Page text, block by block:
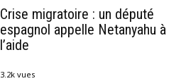
Crise migratoire : un député
espagnol appelle Netanyahu à
l’aide
3.2k vues